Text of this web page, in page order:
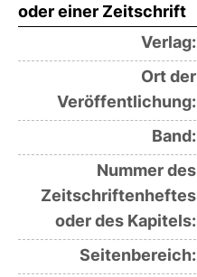
oder einer Zeitschrift
Verlag:
Ort der
Veröffentlichung:
Band:
Nummer des
Zeitschriftenheftes
oder des Kapitels:
Seitenbereich: